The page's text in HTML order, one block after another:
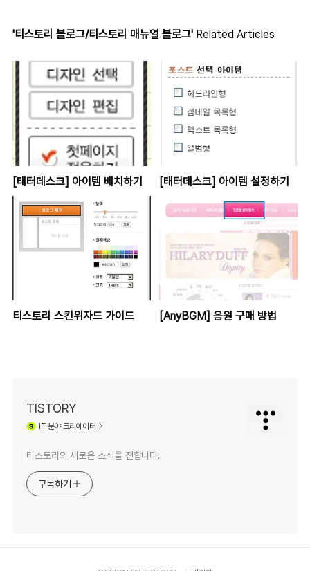
'티스토리 블로그/티스토리 매뉴얼 블로그' Related Articles
[태터데스크] 아이템 배치하기 [태터데스크] 아이템 설정하기
티스토리 스킨위자드 가이드 [AnyBGM] 음원 구매 방법
TISTORY
IT 분야 크리에이터
티스토리의 새로운 소식을 전합니다.
구독하기